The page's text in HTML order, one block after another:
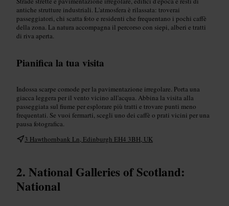
antiche strutture industriali. L'atmosfera è rilassata: troverai
passeggiatori, chi scatta foto e residenti che frequentano i pochi caffè
della zona. La natura accompagna il percorso con siepi, alberi e tratti
di riva aperta.
Pianifica la tua visita
Indossa scarpe comode per la pavimentazione irregolare. Porta una
giacca leggera per il vento vicino all'acqua. Abbina la visita alla
passeggiata sul fiume per esplorare più tratti e trovare punti meno
frequentati. Se vuoi fermarti, scegli uno dei caffè o prati vicini per una
pausa fotografica.
3 Hawthornbank Ln, Edinburgh EH4 3BH, UK
National Galleries of Scotland:
National